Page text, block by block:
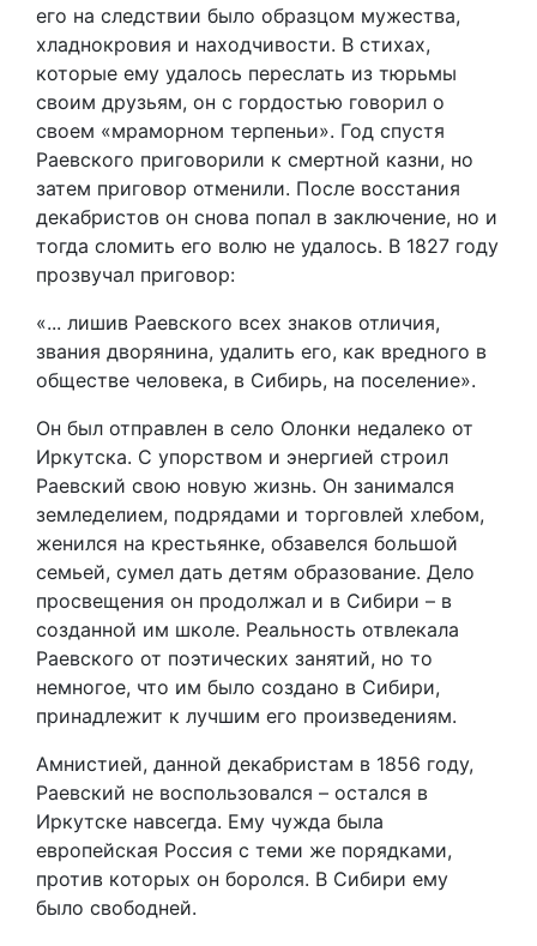
его на следствии было образцом мужества,
хладнокровия и находчивости. В стихах,
которые ему удалось переслать из тюрьмы
своим друзьям, он с гордостью говорил о
своем «мраморном терпеньи». Год спустя
Раевского приговорили к смертной казни, но
затем приговор отменили. После восстания
декабристов он снова попал в заключение, но и
тогда сломить его волю не удалось. В 1827 году
прозвучал приговор:
«... лишив Раевского всех знаков отличия,
звания дворянина, удалить его, как вредного в
обществе человека, в Сибирь, на поселение».
Он был отправлен в село Олонки недалеко от
Иркутска. С упорством и энергией строил
Раевский свою новую жизнь. Он занимался
земледелием, подрядами и торговлей хлебом,
женился на крестьянке, обзавелся большой
семьей, сумел дать детям образование. Дело
просвещения он продолжал и в Сибири – в
созданной им школе. Реальность отвлекала
Раевского от поэтических занятий, но то
немногое, что им было создано в Сибири,
принадлежит к лучшим его произведениям.
Амнистией, данной декабристам в 1856 году,
Раевский не воспользовался – остался в
Иркутске навсегда. Ему чужда была
европейская Россия с теми же порядками,
против которых он боролся. В Сибири ему
было свободней.